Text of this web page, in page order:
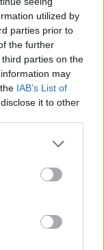
utilized by
parties prior to
the further
parties on the
may
IAB’s List of
it to other